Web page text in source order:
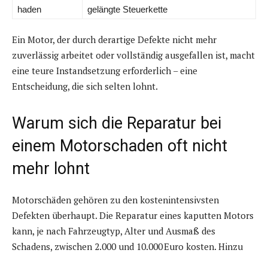
haden
gelängte Steuerkette
Ein Motor, der durch derartige Defekte nicht mehr
zuverlässig arbeitet oder vollständig ausgefallen ist, macht
eine teure Instandsetzung erforderlich – eine
Entscheidung, die sich selten lohnt.
Warum sich die Reparatur bei
einem Motorschaden oft nicht
mehr lohnt
Motorschäden gehören zu den kostenintensivsten
Defekten überhaupt. Die Reparatur eines kaputten Motors
kann, je nach Fahrzeugtyp, Alter und Ausmaß des
Schadens, zwischen 2.000 und 10.000 Euro kosten. Hinzu